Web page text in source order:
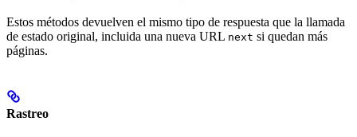
Estos métodos devuelven el mismo tipo de respuesta que la llamada
de estado original, incluida una nueva URL next si quedan más
páginas.
Rastreo